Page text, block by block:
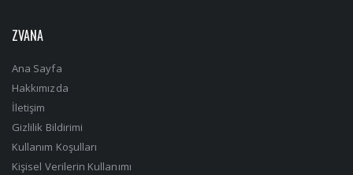
ZVANA
Ana Sayfa
Hakkımızda
İletişim
Gizlilik Bildirimi
Kullanım Koşulları
Kişisel Verilerin Kullanımı